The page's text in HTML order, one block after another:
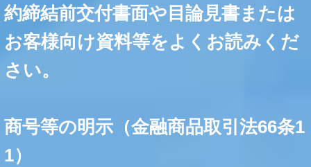
約締結前交付書面や目論見書または
お客様向け資料等をよくお読みくだ
さい。
商号等の明示（金融商品取引法66条1
1）